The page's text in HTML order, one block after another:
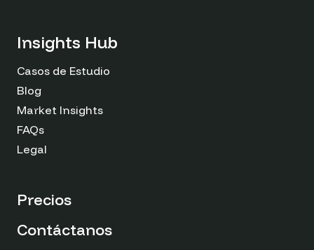
Insights Hub
Casos de Estudio
Blog
Market Insights
FAQs
Legal
Precios
Contáctanos